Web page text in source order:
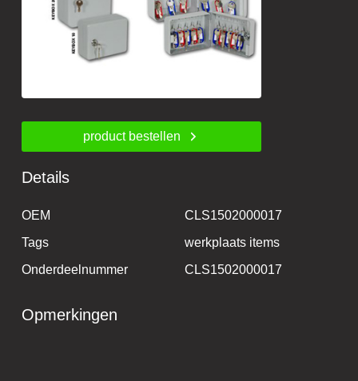
product bestellen
Details
OEM
CLS1502000017
Tags
werkplaats items
Onderdeelnummer
CLS1502000017
Opmerkingen